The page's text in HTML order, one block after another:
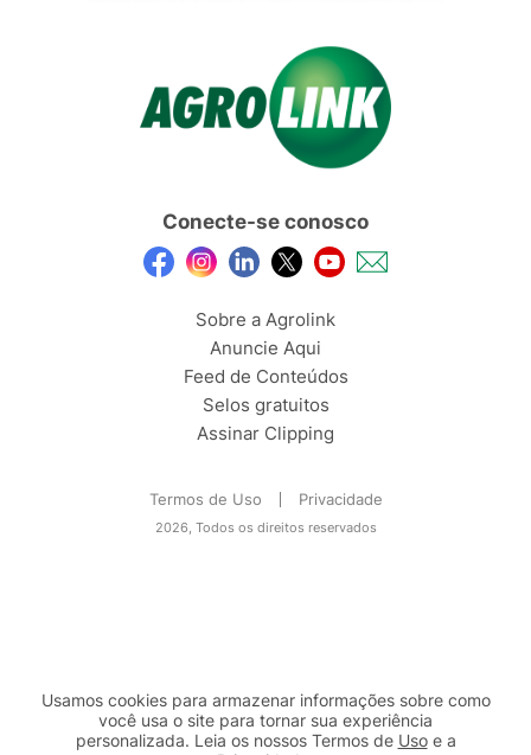
Conecte-se conosco
Sobre a Agrolink
Anuncie Aqui
Feed de Conteúdos
Selos gratuitos
Assinar Clipping
Termos de Uso Privacidade
2026, Todos os direitos reservados
Usamos cookies para armazenar informações sobre como
você usa o site para tornar sua experiência
personalizada. Leia os nossos Termos de Usoe a